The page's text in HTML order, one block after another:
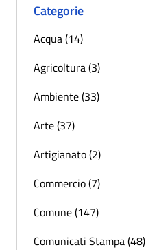
Categorie
Acqua (14)
Agricoltura (3)
Ambiente (33)
Arte (37)
Artigianato (2)
Commercio (7)
Comune (147)
Comunicati Stampa (48)